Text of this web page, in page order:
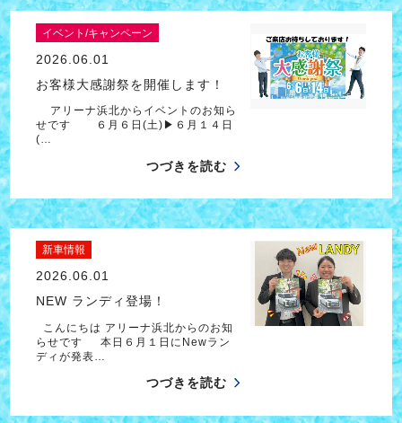
イベント/キャンペーン
2026.06.01
お客様大感謝祭を開催します！
アリーナ浜北からイベントのお知ら
せです ６月６日(土)▶６月１４日
(…
つづきを読む
新車情報
2026.06.01
NEW ランディ登場！
こんにちは アリーナ浜北からのお知
らせです 本日６月１日にNewラン
ディが発表…
つづきを読む